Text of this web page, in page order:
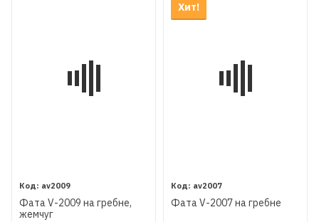
av2009
Фата V-2009 на гребне,
жемчуг
Хит!
av2007
Фата V-2007 на гребне